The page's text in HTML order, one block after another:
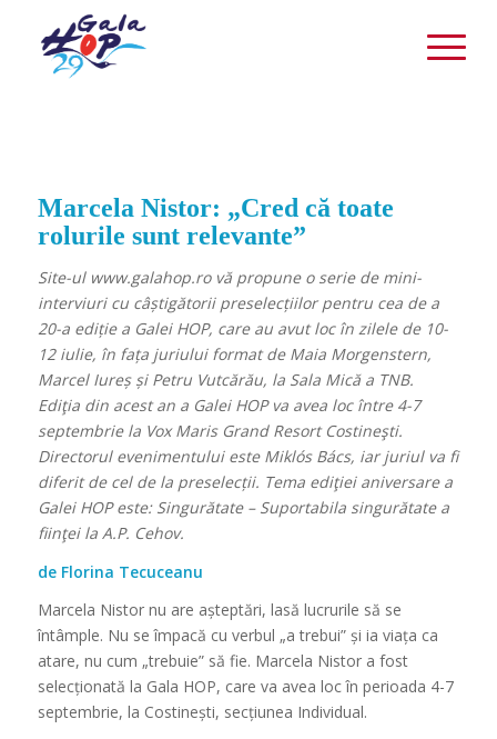
Marcela Nistor: „Cred că toate
rolurile sunt relevante”
Site-ul www.galahop.ro vă propune o serie de mini-
interviuri cu câștigătorii preselecțiilor pentru cea de a
20-a ediție a Galei HOP, care au avut loc în zilele de 10-
12 iulie, în fața juriului format de Maia Morgenstern,
Marcel Iureș și Petru Vutcărău, la Sala Mică a TNB.
Ediţia din acest an a Galei HOP va avea loc între 4-7
septembrie la Vox Maris Grand Resort Costineşti.
Directorul evenimentului este Miklós Bács, iar juriul va fi
diferit de cel de la preselecții. Tema ediţiei aniversare a
Galei HOP este: Singurătate – Suportabila singurătate a
fiinţei la A.P. Cehov.
de Florina Tecuceanu
Marcela Nistor nu are așteptări, lasă lucrurile să se
întâmple. Nu se împacă cu verbul „a trebui” și ia viața ca
atare, nu cum „trebuie” să fie. Marcela Nistor a fost
selecționată la Gala HOP, care va avea loc în perioada 4-7
septembrie, la Costinești, secțiunea Individual.